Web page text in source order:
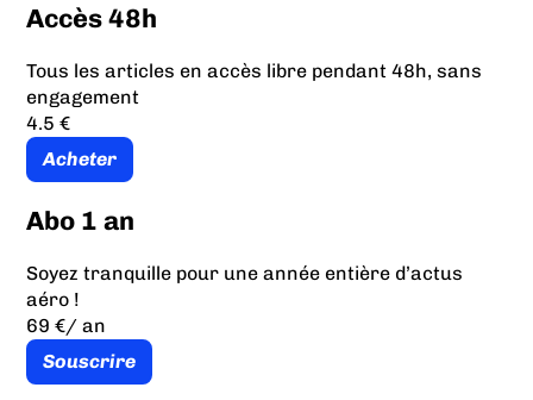
Accès 48h
Tous les articles en accès libre pendant 48h, sans
engagement
4.5 €
Acheter
Abo 1 an
Soyez tranquille pour une année entière d’actus
aéro !
69 €/ an
Souscrire